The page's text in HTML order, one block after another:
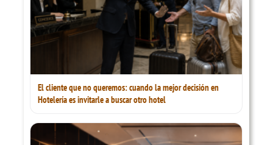
El cliente que no queremos: cuando la mejor decisión en
Hotelería es invitarle a buscar otro hotel